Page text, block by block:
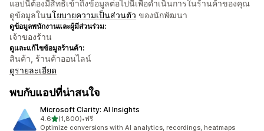
แอปนี้ต้องมีสิทธิ์เข้าถึงข้อมูลต่อไปนี้เพื่อดำเนินการในร้านค้าของคุณ
ดูข้อมูลในนโยบายความเป็นส่วนตัว ของนักพัฒนา
ดูข้อมูลพนักงานและผู้มีส่วนร่วม:
เจ้าของร้าน
ดูและแก้ไขข้อมูลร้านค้า:
สินค้า, ร้านค้าออนไลน์
ดูรายละเอียด
พบกับแอปที่น่าสนใจ
Microsoft Clarity: AI Insights
4.6เต็ม 5 ดาว
(1,800)
ทั้งหมด 1800 รีวิว
•ฟรี
Optimize conversions with AI analytics, recordings, heatmaps